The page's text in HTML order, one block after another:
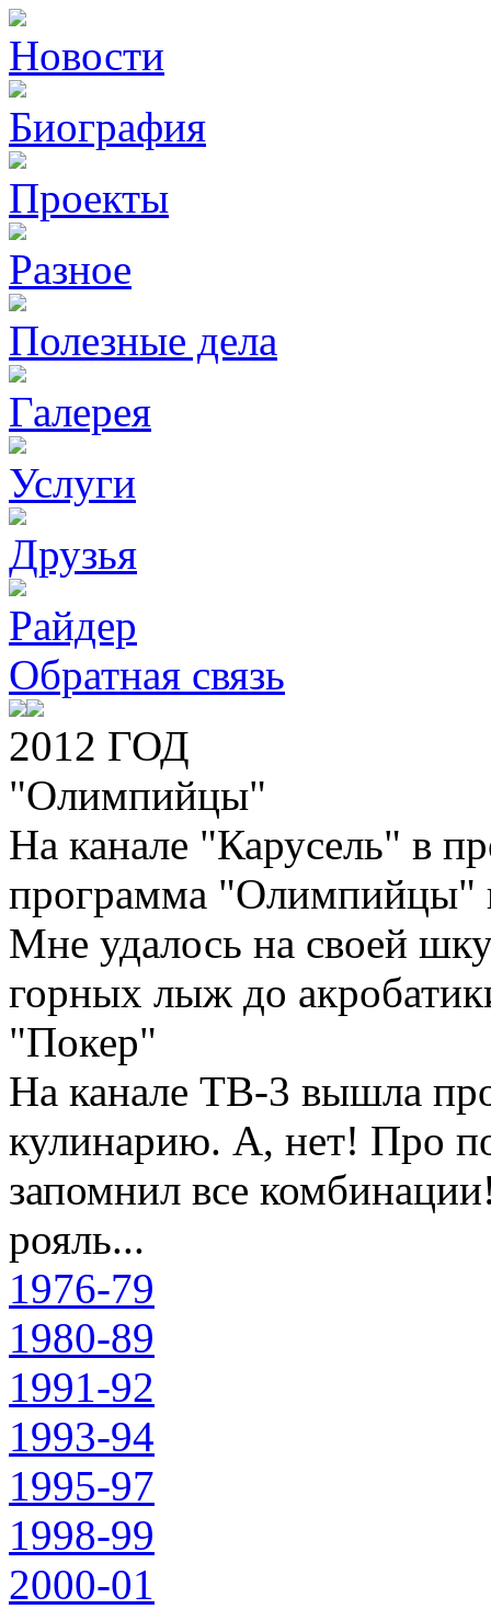
Новости
Биография
Проекты
Разное
Полезные дела
Галерея
Услуги
Друзья
Райдер
Обратная связь
2012 ГОД
"Олимпийцы"
На канале "Карусель" в
программа "Олимпийцы"
Мне удалось на своей
горных лыж до
"Покер"
На канале ТВ-3 вышла
кулинарию. А, нет! Про
запомнил все
рояль...
1976-79
1980-89
1991-92
1993-94
1995-97
1998-99
2000-01